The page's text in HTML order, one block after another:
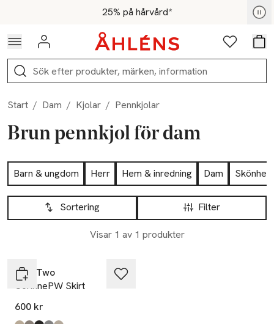
Hoppa till navigationsmenyn25% på hårvård*
För medlemmar - Shoppa nu
Logga in Favoriter
Sök
Start / Dam / Kjolar / Pennkjolar
Brun pennkjol för dam
Hoppa till produktsidan
Barn & ungdom Herr Hem & inredning Dam
Skönhet
Hoppa till produktsidan
Filter
Sortering
Visar 1 av 1 produkter
Lista över produkter
Part Two
CorinnePW Skirt
600 kr